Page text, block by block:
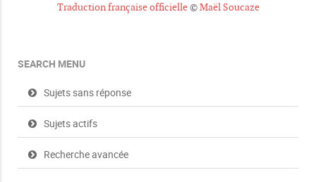
Traduction française officielle©Maël Soucaze
SEARCH MENU
Sujets sans réponse
Sujets actifs
Recherche avancée